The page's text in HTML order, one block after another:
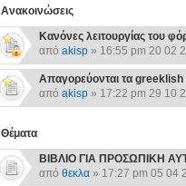
Ανακοινώσεις
Κανόνες λειτουργίας του
από akisp» 16:55 pm 20 02
Απαγορεύονται τα greeklish
από akisp» 17:22 pm 29 10
Θέματα
ΒΙΒΛΙΟ ΓΙΑ ΠΡΟΣΩΠΙΚΗ
από θεκλα» 17:27 pm 05 04